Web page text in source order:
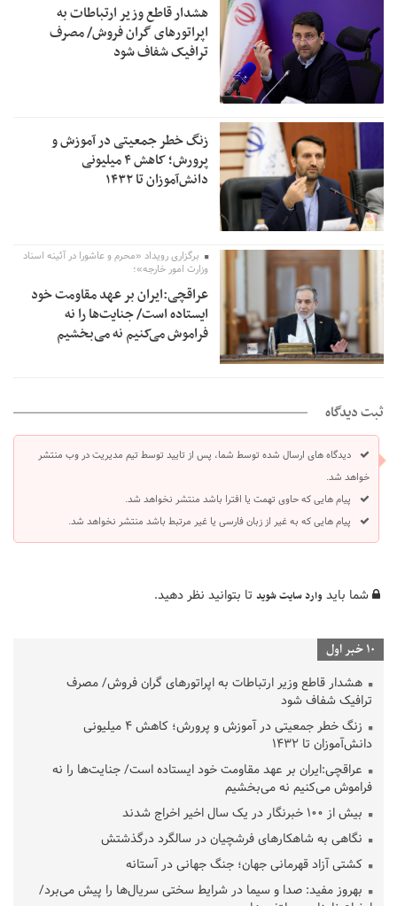
هشدار قاطع وزیر ارتباطات به
اپراتورهای گران فروش/ مصرف
ترافیک شفاف شود
زنگ خطر جمعیتی در آموزش و
پرورش؛ کاهش ۴ میلیونی
دانش‌آموزان تا ۱۴۳۲
برگزاری رویداد «محرم و عاشورا در آئینه اسناد
وزارت امور خارجه»؛
عراقچی:ایران بر عهد مقاومت خود
ایستاده است/ جنایت‌ها را نه
فراموش می‌کنیم نه می‌بخشیم
ثبت دیدگاه
دیدگاه های ارسال شده توسط شما، پس از تایید توسط تیم مدیریت در وب منتشر
خواهد شد.
پیام هایی که حاوی تهمت یا افترا باشد منتشر نخواهد شد.
پیام هایی که به غیر از زبان فارسی یا غیر مرتبط باشد منتشر نخواهد شد.
شما باید وارد سایت شوید تا بتوانید نظر دهید.
10 خبر اول
هشدار قاطع وزیر ارتباطات به اپراتورهای گران فروش/ مصرف
ترافیک شفاف شود
زنگ خطر جمعیتی در آموزش و پرورش؛ کاهش ۴ میلیونی
دانش‌آموزان تا ۱۴۳۲
عراقچی:ایران بر عهد مقاومت خود ایستاده است/ جنایت‌ها را نه
فراموش می‌کنیم نه می‌بخشیم
بیش از ۱۰۰ خبرنگار در یک سال اخیر اخراج شدند
نگاهی به شاهکارهای فرشچیان در سالگرد درگذشتش
کشتی آزاد قهرمانی جهان؛ جنگ جهانی در آستانه
بهروز مفید: صدا و سیما در شرایط سختی سریال‌ها را پیش می‌برد/